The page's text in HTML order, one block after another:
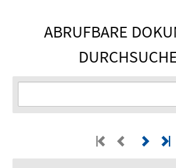
ABRUFBARE